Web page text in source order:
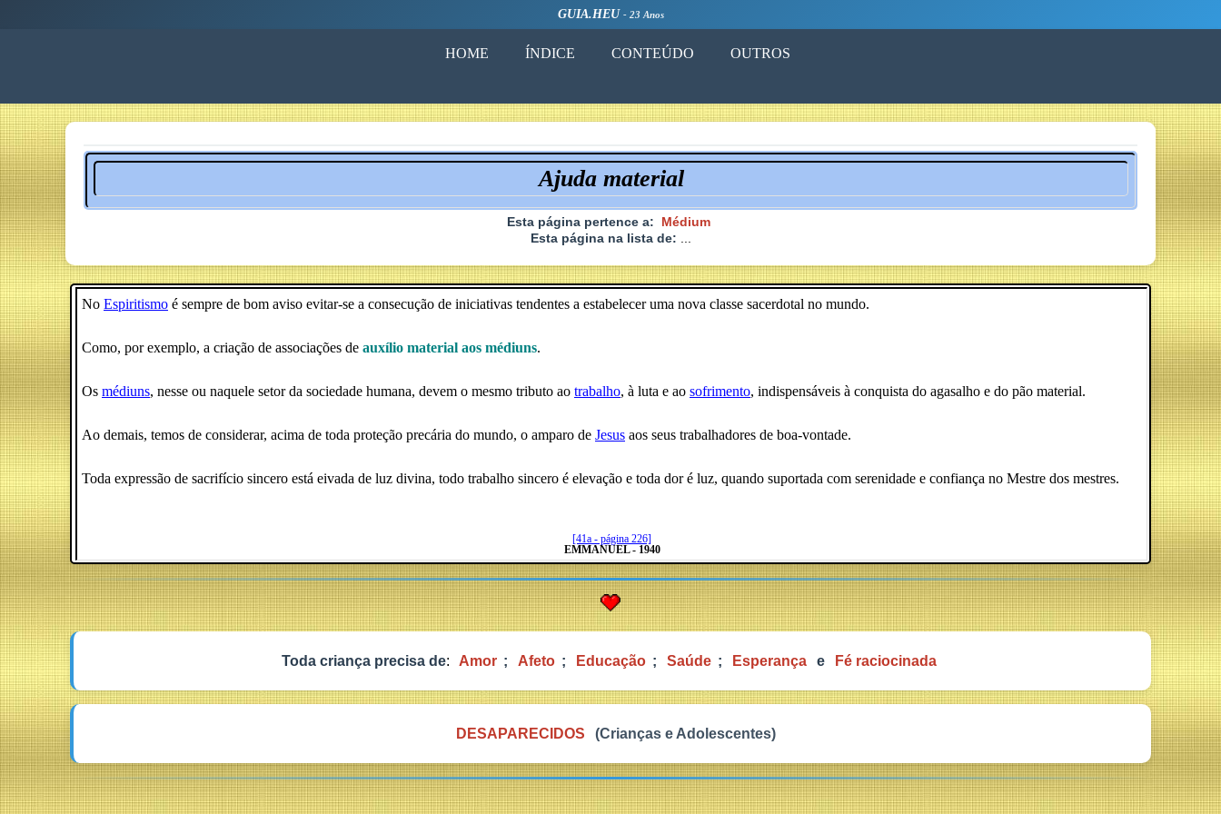
GUIA.HEU - 23 Anos
HOME ÍNDICE CONTEÚDO OUTROS
Ajuda material
Esta página pertence a:
Médium
Esta página na lista de:
No Espiritismo é sempre de bom aviso evitar-se a consecução de iniciativas tendentes a estabelecer uma nova classe sacerdotal no mundo.
Como, por exemplo, a criação de associações de auxílio material aos médiuns.
Os médiuns, nesse ou naquele setor da sociedade humana, devem o mesmo tributo ao trabalho, à luta e ao sofrimento, indispensáveis à conquista do agasalho e do pão material.
Ao demais, temos de considerar, acima de toda proteção precária do mundo, o amparo de Jesus aos seus trabalhadores de boa-vontade.
Toda expressão de sacrifício sincero está eivada de luz divina, todo trabalho sincero é elevação e toda dor é luz, quando suportada com serenidade e confiança no Mestre dos mestres.
[41a - página 226]
EMMANUEL - 1940
Toda criança precisa de: Amor ; Afeto ; Educação ; Saúde ; Esperança e Fé raciocinada
DESAPARECIDOS (Crianças e Adolescentes)